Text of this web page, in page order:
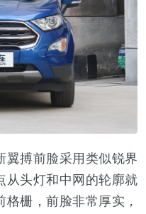
搏前脸采用类似锐界
从头灯和中网的轮廓就
栅，前脸非常厚实，